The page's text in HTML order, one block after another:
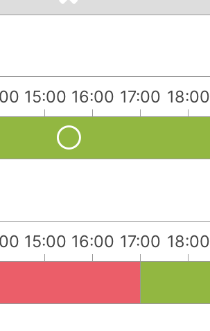
15:00 16:00 17:00 18:00
15:00 16:00 17:00 18:00